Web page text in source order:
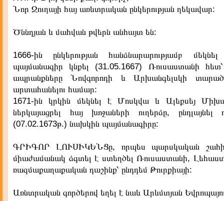
Նոր Ջուղայի հայ առևտրական ընկերության ղեկավար:
Ծննդյան և մահվան թվերն անհայտ են:
1666-ին ընկերության հանձնարարությամբ
պայմանագիր կնքել (31.05.1667) Ռուսաստանի
ապրանքները Նովգորոդի և Արխանգելսկի
արտահանելու համար:
1671-ին կրկին մեկնել է Մոսկվա և Ալեքսեյ
ներկայացրել հայ խոջաների ուղերձը, ընդլայնել
(07.02.1673թ.) նախկին պայմանագիրը:
ԳՐԻԳՈՐ ԼՈՒՍԻԿԵՆՑը, որպես պարսկական շահի
միաժամանակ ձգտել է ստեղծել Ռուսաստանի,
ռազմաքաղաքական դաշինք՝ ընդդեմ Թուրքիայի:
Առնտրական գործերով եղել է նաև Արևմտյան